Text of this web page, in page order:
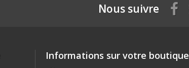
Nous suivre
Informations sur votre boutique